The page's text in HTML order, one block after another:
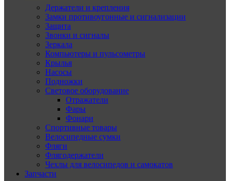
Держатели и крепления
Замки противоугонные и сигнализации
Защита
Звонки и сигналы
Зеркала
Компьютеры и пульсометры
Крылья
Насосы
Подножки
Световое оборудование
Отражатели
Фары
Фонари
Спортивные товары
Велосипедные сумки
Фляги
Флягодержатели
Чехлы для велосипедов и самокатов
Запчасти